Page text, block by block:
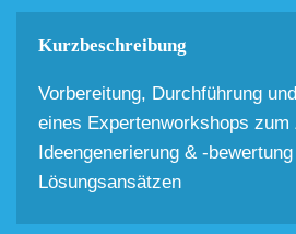
Kurzbeschreibung
Vorbereitung, Durchführung
eines Expertenworkshops zum
Ideengenerierung & -
Lösungsansätzen